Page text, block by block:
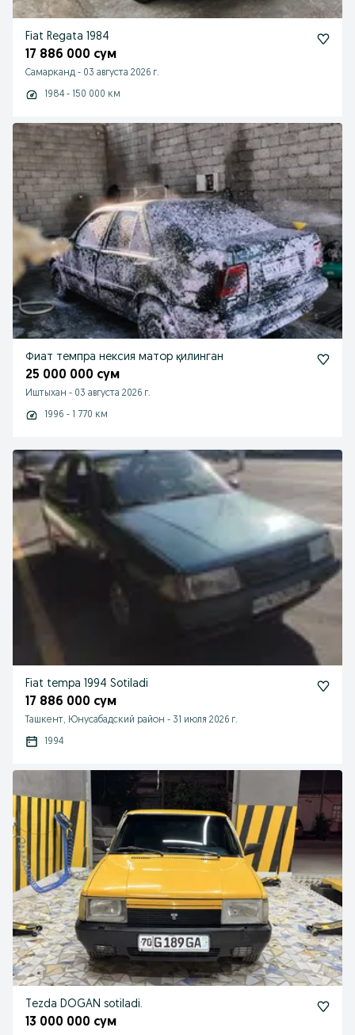
Fiat Regata 1984
17 886 000 сум
Самарканд - 03 августа 2026 г.
1984 - 150 000 км
Фиат темпра нексия матор қилинган
25 000 000 сум
Иштыхан - 03 августа 2026 г.
1996 - 1 770 км
Fiat tempa 1994 Sotiladi
17 886 000 сум
Ташкент, Юнусабадский район - 31 июля 2026 г.
1994
Tezda DOGAN sotiladi.
13 000 000 сум